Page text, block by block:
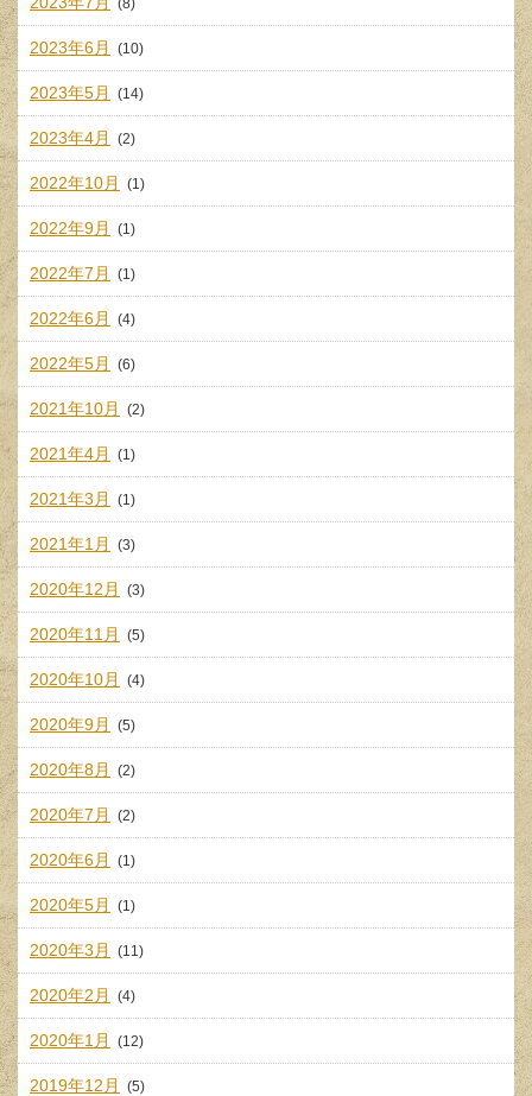
2023年6月 (10)
2023年5月 (14)
2023年4月 (2)
2022年10月 (1)
2022年9月 (1)
2022年7月 (1)
2022年6月 (4)
2022年5月 (6)
2021年10月 (2)
2021年4月 (1)
2021年3月 (1)
2021年1月 (3)
2020年12月 (3)
2020年11月 (5)
2020年10月 (4)
2020年9月 (5)
2020年8月 (2)
2020年7月 (2)
2020年6月 (1)
2020年5月 (1)
2020年3月 (11)
2020年2月 (4)
2020年1月 (12)
2019年12月 (5)